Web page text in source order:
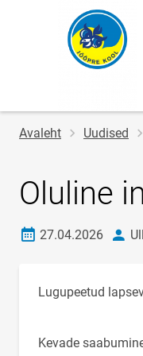
Jälglink
Avaleht Uudised
Oluline
Loomise kuupäev
27.04.2026 autor
Lugupeetud
Kevade